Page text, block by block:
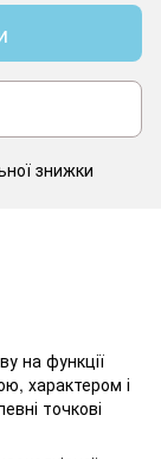
знижки
на функції
характером і
точкові